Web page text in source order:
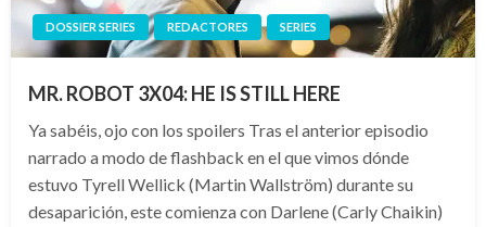
DOSSIER SERIES REDACTORES SERIES
MR. ROBOT 3X04: HE IS STILL HERE
Ya sabéis, ojo con los spoilers Tras el anterior episodio
narrado a modo de flashback en el que vimos dónde
estuvo Tyrell Wellick (Martin Wallström) durante su
desaparición, este comienza con Darlene (Carly Chaikin)